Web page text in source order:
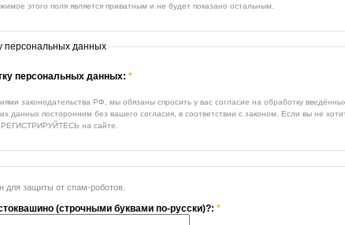
этого поля является приватным и не будет показано остальным.
персональных данных
персональных данных: *
законодательства РФ, мы обязаны спросить у вас согласие на обработку
данных посторонним без вашего согласия, в соответствии с законом. Если вы не
на сайте.
для защиты от спам-роботов.
(строчными буквами по-русски)?: *